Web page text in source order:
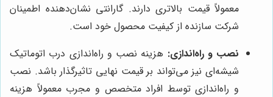
معمولاً قیمت بالاتری دارند. گارانتی نشان‌دهنده اطمینان
شرکت سازنده از کیفیت محصول خود است.
نصب و راه‌اندازی: هزینه نصب و راه‌اندازی درب اتوماتیک
شیشه‌ای نیز می‌تواند بر قیمت نهایی تاثیرگذار باشد. نصب
و راه‌اندازی توسط افراد متخصص و مجرب معمولاً هزینه